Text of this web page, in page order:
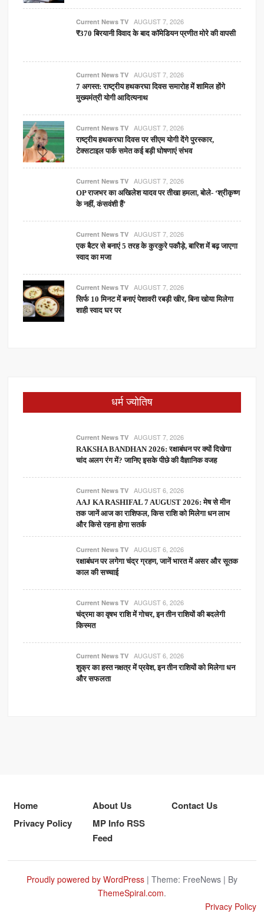
Current News TV AUGUST 7, 2026
₹370 बिरयानी विवाद के बाद कॉमेडियन प्रणीत मोरे की वापसी
Current News TV AUGUST 7, 2026
7 अगस्त: राष्ट्रीय हथकरघा दिवस समारोह में शामिल होंगे
मुख्यमंत्री योगी आदित्यनाथ
Current News TV AUGUST 7, 2026
राष्ट्रीय हथकरघा दिवस पर सीएम योगी देंगे पुरस्कार,
टेक्सटाइल पार्क समेत कई बड़ी घोषणाएं संभव
Current News TV AUGUST 7, 2026
OP राजभर का अखिलेश यादव पर तीखा हमला, बोले- ‘श्रीकृष्ण
के नहीं, कंसवंशी हैं’
Current News TV AUGUST 7, 2026
एक बैटर से बनाएं 5 तरह के कुरकुरे पकौड़े, बारिश में बढ़ जाएगा
स्वाद का मजा
Current News TV AUGUST 7, 2026
सिर्फ 10 मिनट में बनाएं पेशावरी रबड़ी खीर, बिना खोया मिलेगा
शाही स्वाद घर पर
धर्म ज्योतिष
Current News TV AUGUST 7, 2026
RAKSHA BANDHAN 2026: रक्षाबंधन पर क्यों दिखेगा
चांद अलग रंग में? जानिए इसके पीछे की वैज्ञानिक वजह
Current News TV AUGUST 6, 2026
AAJ KA RASHIFAL 7 AUGUST 2026: मेष से मीन
तक जानें आज का राशिफल, किस राशि को मिलेगा धन लाभ
और किसे रहना होगा सतर्क
Current News TV AUGUST 6, 2026
रक्षाबंधन पर लगेगा चंद्र ग्रहण, जानें भारत में असर और सूतक
काल की सच्चाई
Current News TV AUGUST 6, 2026
चंद्रमा का वृषभ राशि में गोचर, इन तीन राशियों की बदलेगी
किस्मत
Current News TV AUGUST 6, 2026
शुक्र का हस्त नक्षत्र में प्रवेश, इन तीन राशियों को मिलेगा धन
और सफलता
Home About Us
Contact Us
Privacy Policy
MP Info RSS
Feed
Proudly powered by WordPress | Theme: FreeNews | By
ThemeSpiral.com.
Privacy Policy